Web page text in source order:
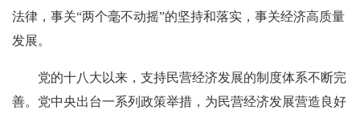
法律，事关“两个毫不动摇”的坚持和落实，事关经济高质量
发展。
党的十八大以来，支持民营经济发展的制度体系不断完
善。党中央出台一系列政策举措，为民营经济发展营造良好